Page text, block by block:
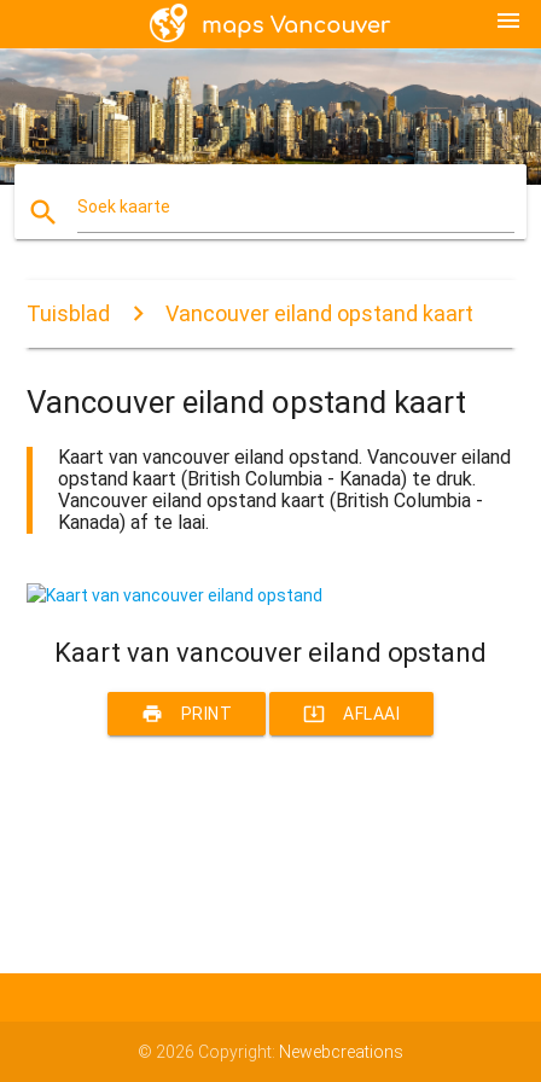
menu
search Soek kaarte
Tuisblad Vancouver eiland opstand kaart
Vancouver eiland opstand kaart
Kaart van vancouver eiland opstand. Vancouver eiland
opstand kaart (British Columbia - Kanada) te druk.
Vancouver eiland opstand kaart (British Columbia -
Kanada) af te laai.
Kaart van vancouver eiland opstand
print PRINT system_update_alt AFLAAI
© 2026 Copyright: Newebcreations